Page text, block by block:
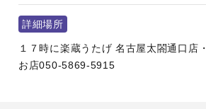
詳細場所
１７時に楽蔵うたげ 名古屋太閤通口店
お店050-5869-5915